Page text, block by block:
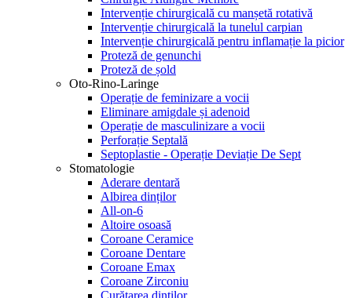
Intervenție chirurgicală cu manșetă rotativă
Intervenție chirurgicală la tunelul carpian
Intervenție chirurgicală pentru inflamație la picior
Proteză de genunchi
Proteză de șold
Oto-Rino-Laringe
Operație de feminizare a vocii
Eliminare amigdale și adenoid
Operație de masculinizare a vocii
Perforație Septală
Septoplastie - Operație Deviație De Sept
Stomatologie
Aderare dentară
Albirea dinților
All-on-6
Altoire osoasă
Coroane Ceramice
Coroane Dentare
Coroane Emax
Coroane Zirconiu
Curățarea dinților